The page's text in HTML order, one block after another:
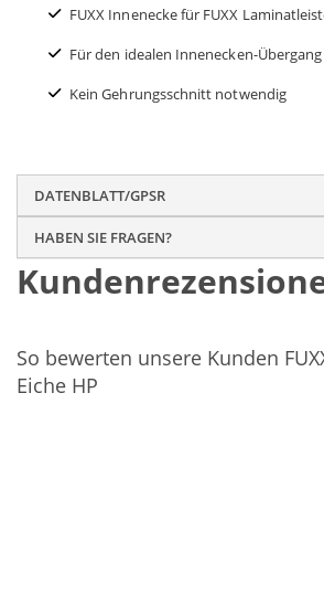
FUXX Innenecke für FUXX
Für den idealen Innenecken-Übergang
Kein Gehrungsschnitt notwendig
DATENBLATT/GPSR
HABEN SIE FRAGEN?
So bewerten unsere Kunden
Eiche HP